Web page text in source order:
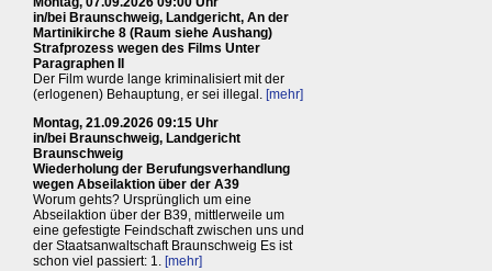
in/bei Braunschweig, Landgericht, An der
Martinikirche 8 (Raum siehe Aushang)
Strafprozess wegen des Films Unter
Paragraphen II
Der Film wurde lange kriminalisiert mit der
(erlogenen) Behauptung, er sei illegal. [mehr]
Montag, 21.09.2026 09:15 Uhr
in/bei Braunschweig, Landgericht
Braunschweig
Wiederholung der Berufungsverhandlung
wegen Abseilaktion über der A39
Worum gehts? Ursprünglich um eine
Abseilaktion über der B39, mittlerweile um
eine gefestigte Feindschaft zwischen uns und
der Staatsanwaltschaft Braunschweig Es ist
schon viel passiert: 1. [mehr]